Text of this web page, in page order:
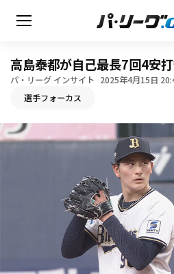
日程・結果
順位表･成績
高島泰都が自己最長7回4安
パ・リーグ インサイト 2025年4月15日
選手フォーカス